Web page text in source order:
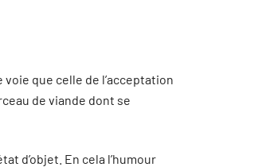
que celle de l’acceptation
de viande dont se
d’objet. En cela l’humour